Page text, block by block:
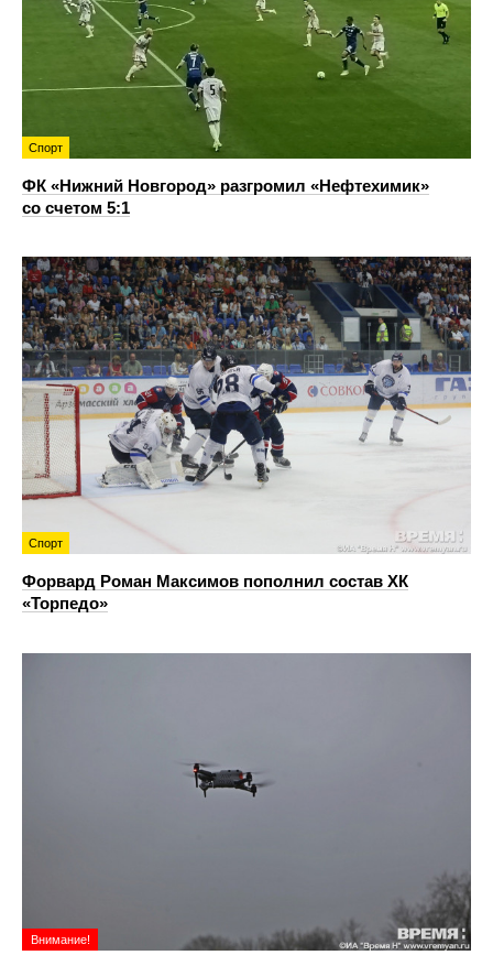
Спорт
ФК «Нижний Новгород» разгромил «Нефтехимик»
со счетом 5:1
Спорт
Форвард Роман Максимов пополнил состав ХК
«Торпедо»
Внимание!